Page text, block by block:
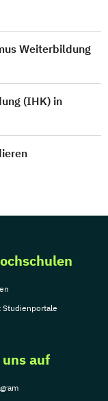
Weiterbildung
(IHK) in
Studienportale
uns auf